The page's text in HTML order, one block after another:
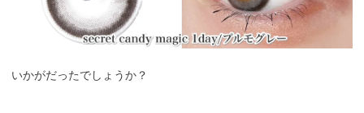
いかがだったでしょうか？